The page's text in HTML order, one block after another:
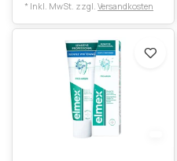
* Inkl. MwSt. zzgl. Versandkosten